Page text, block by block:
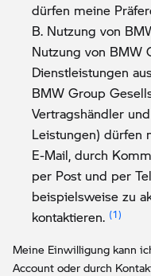
dürfen meine
B. Nutzung von
Nutzung von BMW
Dienstleistungen
BMW Group
Vertragshändler
Leistungen) dürfen
E-Mail, durch
per Post und per
beispielsweise zu
kontaktieren. Link
Meine Einwilligung kann
Account oder durch